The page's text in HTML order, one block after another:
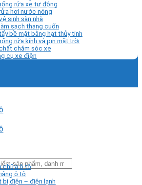
rửa xe tự động
hơi nước nóng
sinh sàn nhà
sạch thang cuốn
bề mặt bằng hạt thủy tinh
rửa kính và pin mặt trời
chăm sóc xe
cụ xe điện
chữa ô tô
ô tô
bị điện – điện lạnh